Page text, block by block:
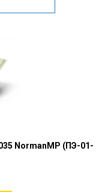
NormanMP (ПЭ-01-